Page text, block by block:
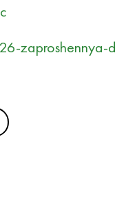
zaproshennya-